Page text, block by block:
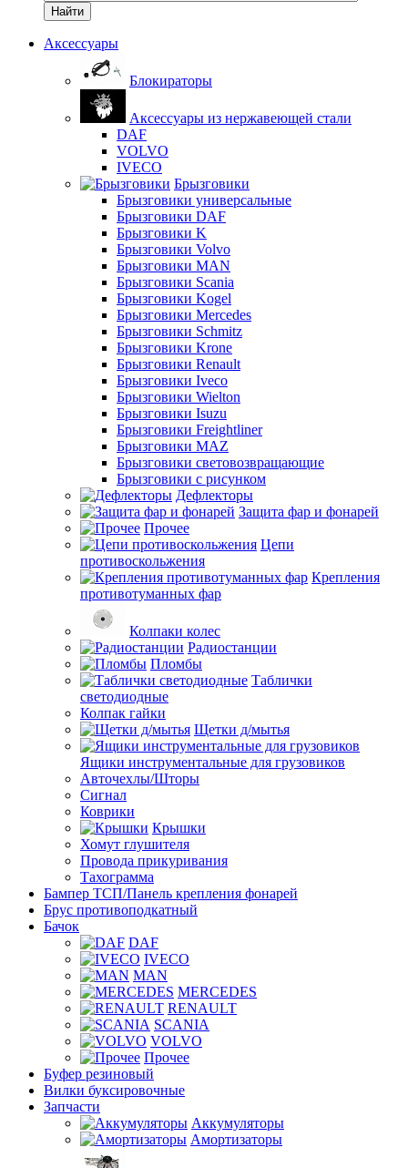
Найти
Аксессуары
Блокираторы
Аксессуары из нержавеющей стали
DAF
VOLVO
IVECO
Брызговики
Брызговики универсальные
Брызговики DAF
Брызговики K
Брызговики Volvo
Брызговики MAN
Брызговики Scania
Брызговики Kogel
Брызговики Mercedes
Брызговики Schmitz
Брызговики Krone
Брызговики Renault
Брызговики Iveco
Брызговики Wielton
Брызговики Isuzu
Брызговики Freightliner
Брызговики MAZ
Брызговики световозвращающие
Брызговики с рисунком
Дефлекторы
Защита фар и фонарей
Прочее
Цепи
противоскольжения
Крепления
противотуманных фар
Колпаки колес
Радиостанции
Пломбы
Таблички
светодиодные
Колпак гайки
Щетки д/мытья
Ящики инструментальные для грузовиков
Авточехлы/Шторы
Сигнал
Коврики
Крышки
Хомут глушителя
Провода прикуривания
Тахограмма
Бампер ТСП/Панель крепления фонарей
Брус противоподкатный
Бачок
DAF
IVECO
MAN
MERCEDES
RENAULT
SCANIA
VOLVO
Прочее
Буфер резиновый
Вилки буксировочные
Запчасти
Аккумуляторы
Амортизаторы